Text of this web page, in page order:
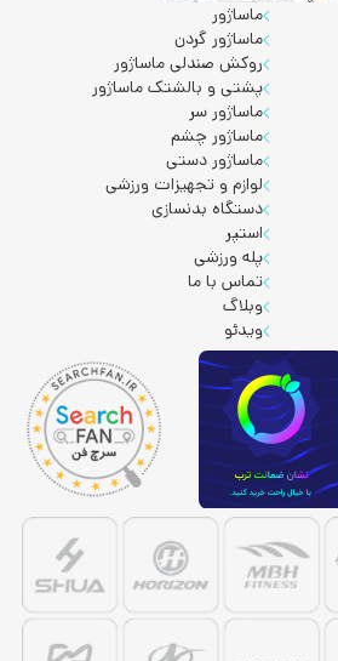
ماساژور
ماساژور گردن
روکش صندلی ماساژور
پشتی و بالشتک ماساژور
ماساژور سر
ماساژور چشم
ماساژور دستی
لوازم و تجهیزات ورزشی
دستگاه بدنسازی
استپر
پله ورزشی
تماس با ما
وبلاگ
ویدئو